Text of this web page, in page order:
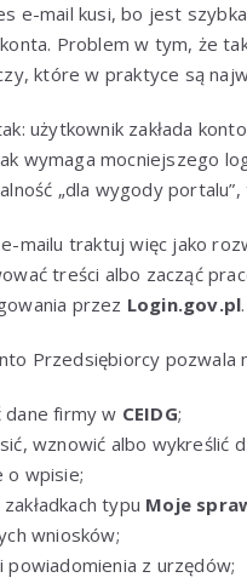
e-mail kusi, bo jest
Problem w tym, że
które w praktyce są
użytkownik zakłada
wymaga mocniejszego
„dla wygody
mailu traktuj więc jako
treści albo zacząć
przez Login.gov.pl.
Przedsiębiorcy pozwala
firmy w CEIDG;
wznowić albo wykreślić
o wpisie;
typu Moje
wniosków;
z urzędów;